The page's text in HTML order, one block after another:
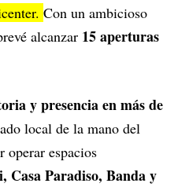
Con un ambicioso
alcanzar 15 aperturas
y presencia en más de
local de la mano del
espacios
Casa Paradiso, Banda y